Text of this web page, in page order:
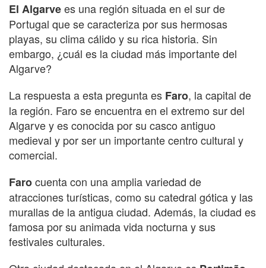
El Algarvees una región situada en el sur de
Portugal que se caracteriza por sus hermosas
playas, su clima cálido y su rica historia. Sin
embargo, ¿cuál es la ciudad más importante del
Algarve?
La respuesta a esta pregunta es Faro, la capital de
la región. Faro se encuentra en el extremo sur del
Algarve y es conocida por su casco antiguo
medieval y por ser un importante centro cultural y
comercial.
Farocuenta con una amplia variedad de
atracciones turísticas, como su catedral gótica y las
murallas de la antigua ciudad. Además, la ciudad es
famosa por su animada vida nocturna y sus
festivales culturales.